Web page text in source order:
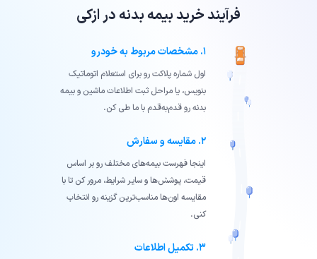
فرآیند خرید بیمه بدنه در ازکی
۱. مشخصات مربوط به خودرو
اول شماره پلاکت رو برای استعلام اتوماتیک
بنویس، یا مراحل ثبت اطلاعات ماشین و بیمه
بدنه رو قدم‌به‌قدم با ما طی کن.
۲. مقایسه و سفارش
اینجا فهرست بیمه‌های مختلف رو بر اساس
قیمت، پوشش‌ها و سایر شرایط، مرور کن تا با
مقایسه‌ اون‌ها مناسب‌ترین گزینه رو انتخاب
کنی.
۳. تکمیل اطلاعات